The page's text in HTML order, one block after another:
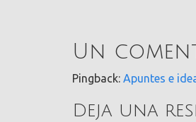
Un
Pingback: Apuntes e
Deja una